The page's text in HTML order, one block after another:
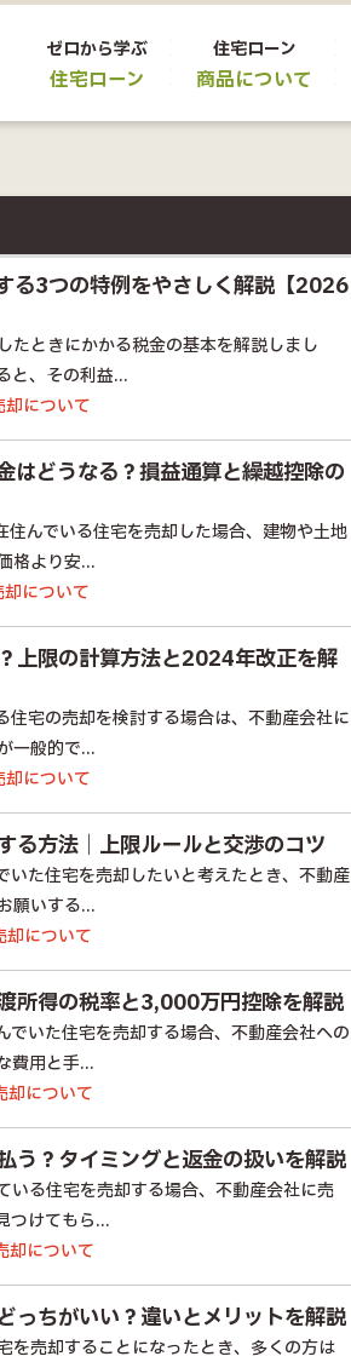
ゼロから学ぶ
住宅ローン
住宅ローン
商品について
る3つの特例をやさしく解説【2026
たときにかかる税金の基本を解説しまし
と、その利益...
について
はどうなる？損益通算と繰越控除の
んでいる住宅を売却した場合、建物や土地
格より安...
について
上限の計算方法と2024年改正を解
住宅の売却を検討する場合は、不動産会社に
一般的で...
について
る方法｜上限ルールと交渉のコツ
いた住宅を売却したいと考えたとき、不動産
願いする...
却について
所得の税率と3,000万円控除を解説
でいた住宅を売却する場合、不動産会社への
費用と手...
却について
う？タイミングと返金の扱いを解説
いる住宅を売却する場合、不動産会社に売
つけてもら...
却について
っちがいい？違いとメリットを解説
を売却することになったとき、多くの方は